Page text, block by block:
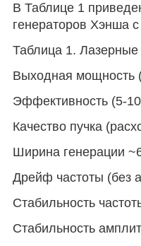
В Таблице 1
генераторов Хэнша
Таблица 1. Лазерные
Выходная мощность
Эффективность (5-
Качество пучка
Ширина генерации
Дрейф частоты (без
Стабильность
Стабильность